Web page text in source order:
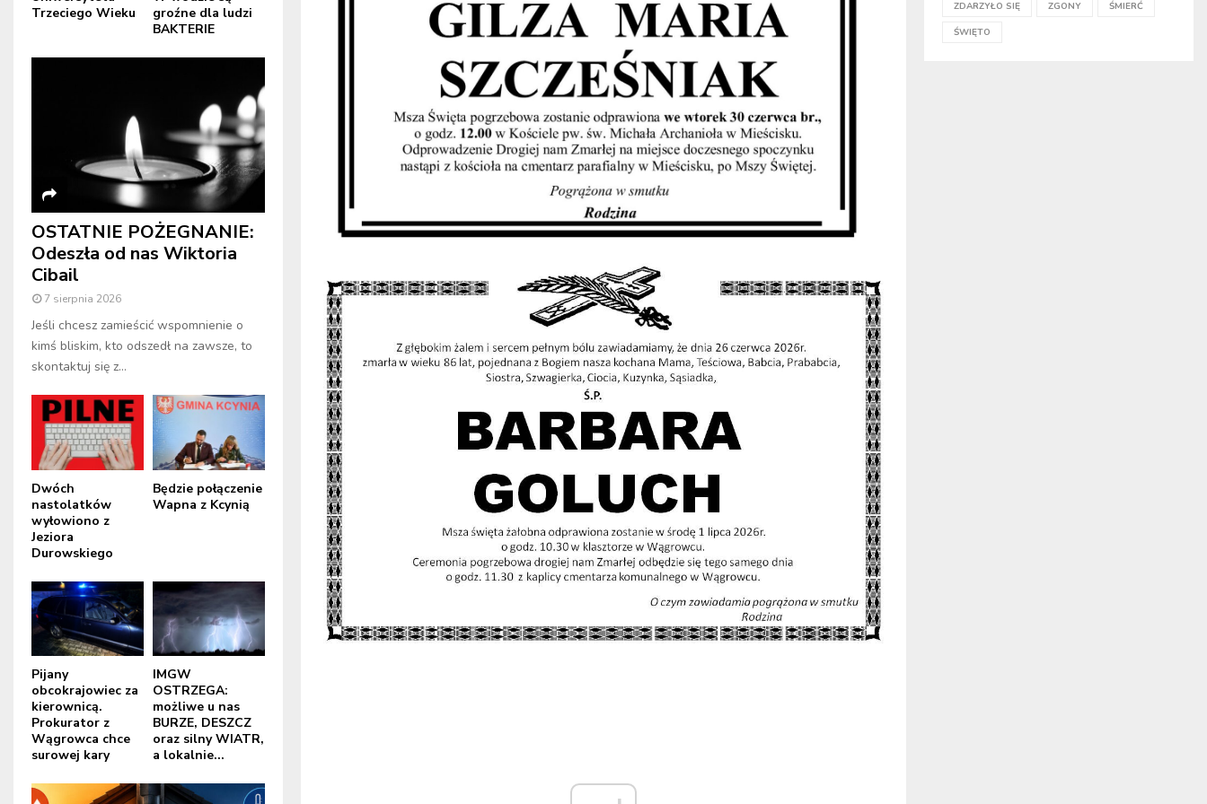
Trzeciego Wieku
groźne dla ludzi
BAKTERIE
OSTATNIE POŻEGNANIE:
Odeszła od nas Wiktoria
Cibail
7 sierpnia 2026
Jeśli chcesz zamieścić wspomnienie o
kimś bliskim, kto odszedł na zawsze, to
skontaktuj się z...
Dwóch
nastolatków
wyłowiono z
Jeziora
Durowskiego
Będzie połączenie
Wapna z Kcynią
Pijany
obcokrajowiec za
kierownicą.
Prokurator z
Wągrowca chce
surowej kary
IMGW
OSTRZEGA:
możliwe u nas
BURZE, DESZCZ
oraz silny WIATR,
a lokalnie...
ZDARZYŁO SIĘ ZGONY ŚMIERĆ
ŚWIĘTO